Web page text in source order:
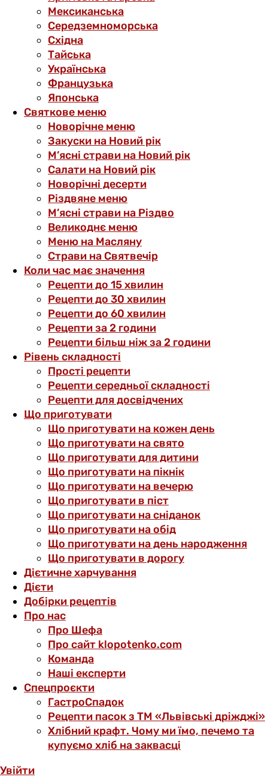
Мексиканська
Середземноморська
Східна
Тайська
Українська
Французька
Японська
Святкове меню
Новорічне меню
Закуски на Новий рік
М’ясні страви на Новий рік
Салати на Новий рік
Новорічні десерти
Різдвяне меню
М’ясні страви на Різдво
Великоднє меню
Меню на Масляну
Страви на Святвечір
Коли час має значення
Рецепти до 15 хвилин
Рецепти до 30 хвилин
Рецепти до 60 хвилин
Рецепти за 2 години
Рецепти більш ніж за 2 години
Рівень складності
Прості рецепти
Рецепти середньої складності
Рецепти для досвідчених
Що приготувати
Що приготувати на кожен день
Що приготувати на свято
Що приготувати для дитини
Що приготувати на пікнік
Що приготувати на вечерю
Що приготувати в піст
Що приготувати на сніданок
Що приготувати на обід
Що приготувати на день народження
Що приготувати в дорогу
Дієтичне харчування
Дієти
Добірки рецептів
Про нас
Про Шефа
Про сайт klopotenko.com
Команда
Наші експерти
Спецпроєкти
ГастроСпадок
Рецепти пасок з ТМ «Львівські дріжджі»
Хлібний крафт. Чому ми їмо, печемо та
купуємо хліб на заквасці
Увійти